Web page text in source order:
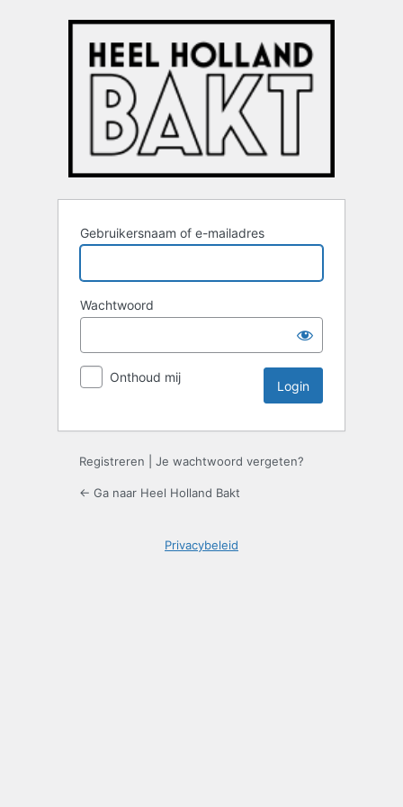
Gebruikersnaam of e-mailadres
Wachtwoord
Onthoud mij
Registreren Je wachtwoord vergeten?
← Ga naar Heel Holland Bakt
Privacybeleid